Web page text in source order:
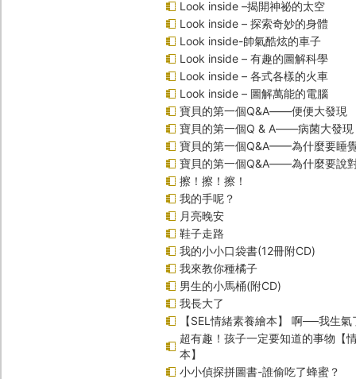
Look inside –揭開神祕的太空
Look inside – 探索奇妙的身體
Look inside-帥氣酷炫的車子
Look inside – 有趣的圖解科學
Look inside – 各式各樣的火車
Look inside – 圖解萬能的電腦
寶貝的第一個Q&A――便便大發現
寶貝的第一個Q & A――病菌大發現
寶貝的第一個Q&A——為什麼要睡
寶貝的第一個Q&A――為什麼要說
擦！擦！擦！
我的手呢？
月亮晚安
鞋子走路
我的小小口袋書(12冊附CD)
我來教你種橘子
男生的小馬桶(附CD)
我長大了
【SEL情緒素養繪本】 啊──我生
超有趣！孩子一定要知道的事物【
本】
小小偵探拼圖書-誰偷吃了蜂蜜？